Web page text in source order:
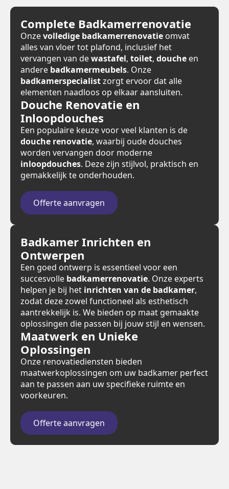
Complete Badkamerrenovatie
Onzevolledige badkamerrenovatie omvat
alles van vloer tot plafond, inclusief het
vervangen van dewastafel, toilet, douche en
andere badkamermeubels. Onze
badkamerspecialistzorgt ervoor dat alle
elementen naadloos op elkaar aansluiten.
Douche Renovatie en
Inloopdouches
Een populaire keuze voor veel klanten is de
douche renovatie, waarbij oude douches
worden vervangen door moderne
inloopdouches. Deze zijn stijlvol, praktisch en
gemakkelijk te onderhouden.
Offerte aanvragen
Badkamer Inrichten en
Ontwerpen
Een goed ontwerp is essentieel voor een
succesvolle badkamerrenovatie. Onze experts
helpen je bij het inrichten van de badkamer,
zodat deze zowel functioneel als esthetisch
aantrekkelijk is. We bieden op maat gemaakte
oplossingen die passen bij jouw stijl en wensen.
Maatwerk en Unieke
Oplossingen
Onze renovatiediensten bieden
maatwerkoplossingen om uw badkamer perfect
aan te passen aan uw specifieke ruimte en
voorkeuren.
Offerte aanvragen